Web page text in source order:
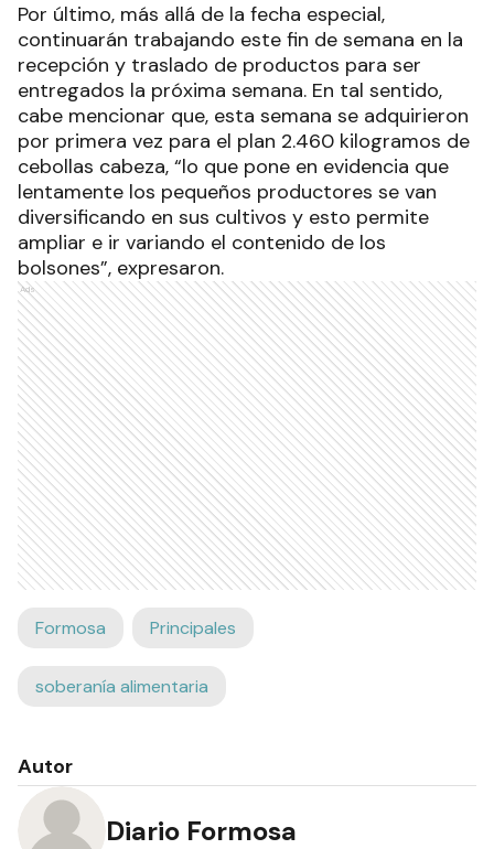
Por último, más allá de la fecha especial,
continuarán trabajando este fin de semana en la
recepción y traslado de productos para ser
entregados la próxima semana. En tal sentido,
cabe mencionar que, esta semana se adquirieron
por primera vez para el plan 2.460 kilogramos de
cebollas cabeza, “lo que pone en evidencia que
lentamente los pequeños productores se van
diversificando en sus cultivos y esto permite
ampliar e ir variando el contenido de los
bolsones”, expresaron.
Ads
Formosa Principales
soberanía alimentaria
Autor
Diario Formosa